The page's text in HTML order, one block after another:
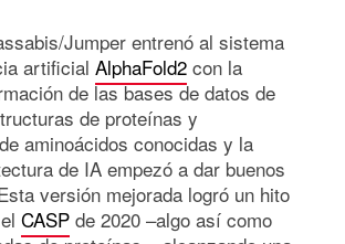
Jumper entrenó al sistema
artificial AlphaFold2 con la
de las bases de datos de
de proteínas y
aminoácidos conocidas y la
de IA empezó a dar buenos
versión mejorada logró un hito
CASP de 2020 –algo así como